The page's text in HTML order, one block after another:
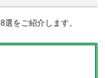
をご紹介します。